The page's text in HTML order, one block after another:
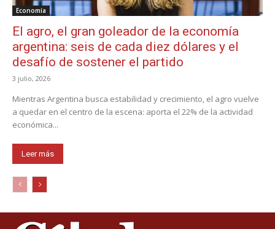
Economía
El agro, el gran goleador de la economía
argentina: seis de cada diez dólares y el
desafío de sostener el partido
3 julio, 2026
Mientras Argentina busca estabilidad y crecimiento, el agro vuelve
a quedar en el centro de la escena: aporta el 22% de la actividad
económica...
Leer más